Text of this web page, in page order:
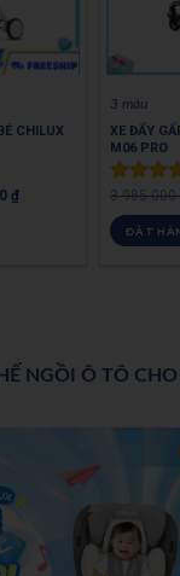
CHILUX
₫
3 màu
XE ĐẨY
M06 PRO
Được
hạng
5 sao
3.985.000
ĐẶT
NGỒI Ô TÔ CHO